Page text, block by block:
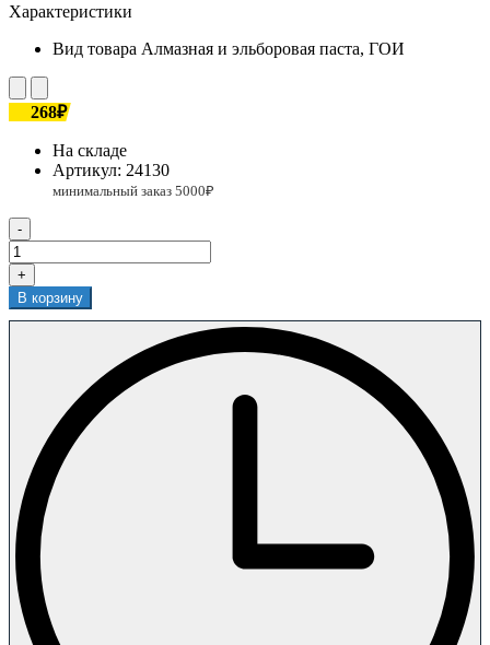
Характеристики
Вид товара Алмазная и эльборовая паста, ГОИ
268₽
На складе
Артикул: 24130
-
+
В корзину